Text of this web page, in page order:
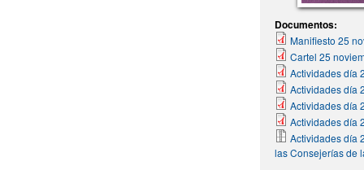
Documentos:
Manifiesto 25
Cartel 25
Actividades día
Actividades día
Actividades día
Actividades día
Actividades día
las Consejerías de